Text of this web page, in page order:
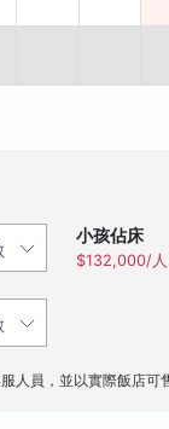
小孩佔床
$132,000/人
人員，並以實際飯店可